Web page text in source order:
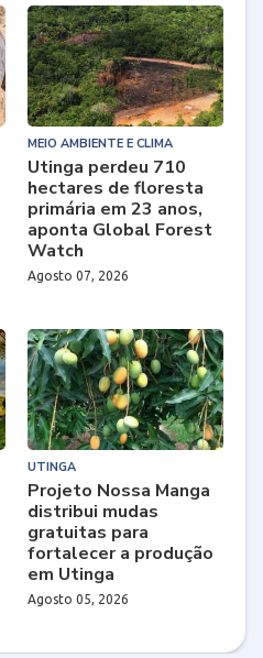
MEIO AMBIENTE E CLIMA
Utinga perdeu 710
hectares de floresta
primária em 23 anos,
aponta Global Forest
Watch
Agosto 07, 2026
UTINGA
Projeto Nossa Manga
distribui mudas
gratuitas para
fortalecer a produção
em Utinga
Agosto 05, 2026